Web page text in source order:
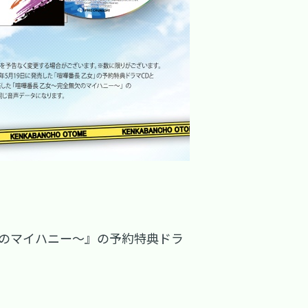
マイハニー～』の予約特典ドラ